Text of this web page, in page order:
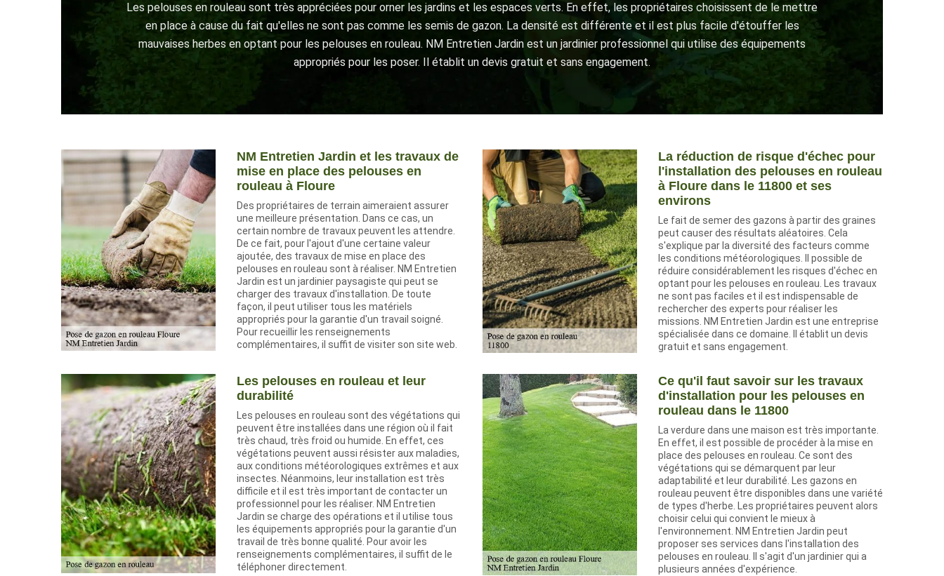
Les pelouses en rouleau sont très appréciées pour orner les jardins et les espaces verts. En effet, les propriétaires choisissent de le mettre
en place à cause du fait qu'elles ne sont pas comme les semis de gazon. La densité est différente et il est plus facile d'étouffer les
mauvaises herbes en optant pour les pelouses en rouleau. NM Entretien Jardin est un jardinier professionnel qui utilise des équipements
appropriés pour les poser. Il établit un devis gratuit et sans engagement.
NM Entretien Jardin et les travaux de
mise en place des pelouses en
rouleau à Floure
Des propriétaires de terrain aimeraient assurer
une meilleure présentation. Dans ce cas, un
certain nombre de travaux peuvent les attendre.
De ce fait, pour l'ajout d'une certaine valeur
ajoutée, des travaux de mise en place des
pelouses en rouleau sont à réaliser. NM Entretien
Jardin est un jardinier paysagiste qui peut se
charger des travaux d'installation. De toute
façon, il peut utiliser tous les matériels
appropriés pour la garantie d'un travail soigné.
Pour recueillir les renseignements
complémentaires, il suffit de visiter son site web.
La réduction de risque d'échec pour
l'installation des pelouses en rouleau
à Floure dans le 11800 et ses
environs
Le fait de semer des gazons à partir des graines
peut causer des résultats aléatoires. Cela
s'explique par la diversité des facteurs comme
les conditions météorologiques. Il possible de
réduire considérablement les risques d'échec en
optant pour les pelouses en rouleau. Les travaux
ne sont pas faciles et il est indispensable de
rechercher des experts pour réaliser les
missions. NM Entretien Jardin est une entreprise
spécialisée dans ce domaine. Il établit un devis
gratuit et sans engagement.
Les pelouses en rouleau et leur
durabilité
Les pelouses en rouleau sont des végétations qui
peuvent être installées dans une région où il fait
très chaud, très froid ou humide. En effet, ces
végétations peuvent aussi résister aux maladies,
aux conditions météorologiques extrêmes et aux
insectes. Néanmoins, leur installation est très
difficile et il est très important de contacter un
professionnel pour les réaliser. NM Entretien
Jardin se charge des opérations et il utilise tous
les équipements appropriés pour la garantie d'un
travail de très bonne qualité. Pour avoir les
renseignements complémentaires, il suffit de le
téléphoner directement.
Ce qu'il faut savoir sur les travaux
d'installation pour les pelouses en
rouleau dans le 11800
La verdure dans une maison est très importante.
En effet, il est possible de procéder à la mise en
place des pelouses en rouleau. Ce sont des
végétations qui se démarquent par leur
adaptabilité et leur durabilité. Les gazons en
rouleau peuvent être disponibles dans une variété
de types d'herbe. Les propriétaires peuvent alors
choisir celui qui convient le mieux à
l'environnement. NM Entretien Jardin peut
proposer ses services dans l'installation des
pelouses en rouleau. Il s'agit d'un jardinier qui a
plusieurs années d'expérience.